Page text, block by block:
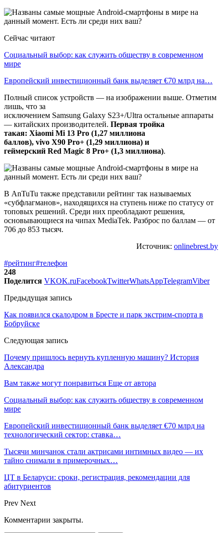
Сейчас читают
Социальный выбор: как служить обществу в современном
мире
Европейский инвестиционный банк выделяет €70 млрд на…
Полный список устройств — на изображении выше. Отметим
лишь, что за
исключением Samsung Galaxy S23+/Ultra остальные аппараты
— китайских производителей. Первая тройка
такая: Xiaomi Mi 13 Pro (1,27 миллиона
баллов), vivo X90 Pro+ (1,29 миллиона) и
геймерский Red Magic 8 Pro+ (1,3 миллиона).
В AnTuTu также представили рейтинг так называемых
«субфлагманов», находящихся на ступень ниже по статусу от
топовых решений. Среди них преобладают решения,
основывающиеся на чипах MediaTek. Разброс по баллам — от
706 до 853 тысяч.
Источник: onlinebrest.by
#рейтинг#телефон
248
Поделится VKOK.ruFacebookTwitterWhatsAppTelegramViber
Предыдущая запись
Как появился скалодром в Бресте и парк экстрим-спорта в
Бобруйске
Следующая запись
Почему пришлось вернуть купленную машину? История
Александра
Вам также могут понравиться Еще от автора
Социальный выбор: как служить обществу в современном
мире
Европейский инвестиционный банк выделяет €70 млрд на
технологический сектор: ставка…
Тысячи минчанок стали актрисами интимных видео — их
тайно снимали в примерочных…
ЦТ в Беларуси: сроки, регистрация, рекомендации для
абитуриентов
Prev Next
Комментарии закрыты.